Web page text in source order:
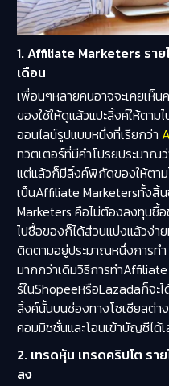
1. Affiliate Marketers รา
เดือน
เพื่อนๆหลายคนอาจจะเคยเห็
ของใช้ให้ดูแล้วแปะลิ้งค์ให้ตาม
ออนไลน์รูปแบบหนึ่งที่เรียกว่า
ทวิตเตอร์ที่มีคำโปรยประมาณ
แต่แล้วก็มีลิ้งค์พิกัดของให้ตา
เป็นAffiliate Marketersทั้งสิ้
Marketers คือไม่ต้องลงทุนซื้
ไปซื้อของก็ได้ส่วนแบ่งแล้วง่า
ติดตามอยู่ประมาณหนึ่งการท
มากกว่าเดิมวิธีการทำ
ร์ในShopeeหรือLazadaก็จะ
ลิ้งค์นั้นบนช่องทางโซเชียลต่า
คอมมิชชั่นและโอนเข้าบัญชีได้
2. เทรดหุ้น เทรดคริปโต ร
ลง